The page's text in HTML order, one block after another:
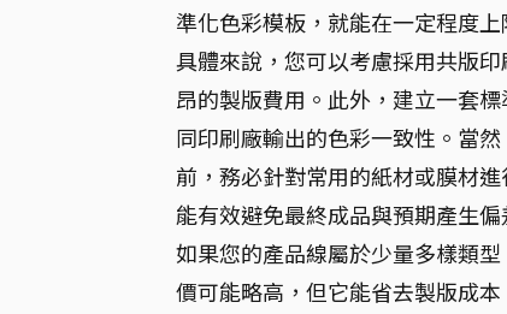
準化色彩模板，就能在一定程度
具體來說，您可以考慮採用共版
昂的製版費用。此外，建立一套
同印刷廠輸出的色彩一致性。當
前，務必針對常用的紙材或膜材
能有效避免最終成品與預期產生偏
如果您的產品線屬於少量多樣類
價可能略高，但它能省去製版成